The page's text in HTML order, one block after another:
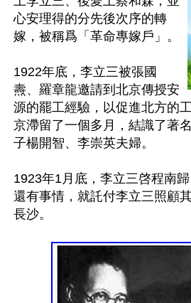
心安理得的分先後次序的轉
嫁，被稱爲「革命專嫁戶」。
1922年底，李立三被張國
燾、羅章龍邀請到北京傳授安
源的罷工經驗，以促進北方的
京滯留了一個多月，結識了著
子楊開智、李崇英夫婦。
1923年1月底，李立三啓程南
還有事情，就託付李立三照顧
長沙。